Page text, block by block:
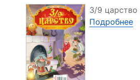
3/9 царство
Подробнее